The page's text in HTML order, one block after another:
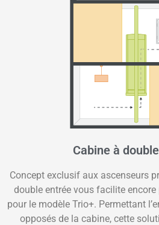
Cabine à
Concept exclusif aux ascenseurs
double entrée vous facilite
pour le modèle Trio+. Permettant
opposés de la cabine, cette